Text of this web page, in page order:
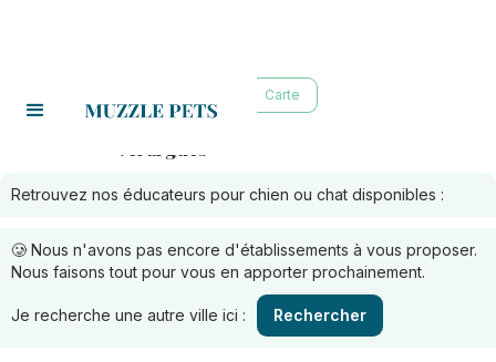
Carte
Retrouvez nos éducateurs pour chien ou chat disponibles :
🥲 Nous n'avons pas encore d'établissements à vous proposer.
Nous faisons tout pour vous en apporter prochainement.
Je recherche une autre ville ici : Rechercher